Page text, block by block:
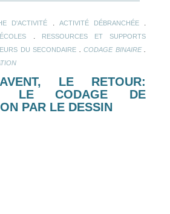
D'ACTIVITÉ ACTIVITÉ DÉBRANCHÉE.
RESSOURCES ET SUPPORTS
DU SECONDAIRE CODAGE BINAIRE.
LE RETOUR:
LE CODAGE DE
PAR LE DESSIN